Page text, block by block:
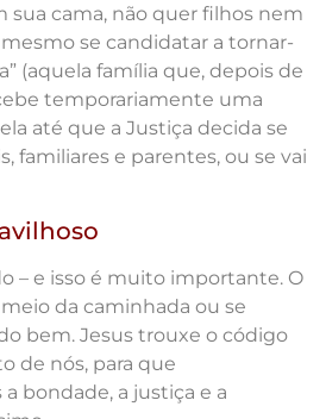
sua cama, não quer filhos nem
se candidatar a tornar-
(aquela família que, depois de
temporariamente uma
até que a Justiça decida se
familiares e parentes, ou se vai
– e isso é muito importante. O
da caminhada ou se
bem. Jesus trouxe o código
de nós, para que
bondade, a justiça e a